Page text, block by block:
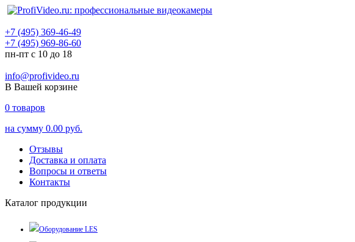
+7 (495) 369-46-49
+7 (495) 969-86-60
пн-пт с 10 до 18
info@profivideo.ru
В Вашей корзине
0 товаров
на сумму 0.00 руб.
Отзывы
Доставка и оплата
Вопросы и ответы
Контакты
Каталог продукции
Оборудование LES